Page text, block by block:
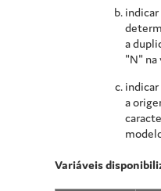
a
"N" na
a
Variáveis